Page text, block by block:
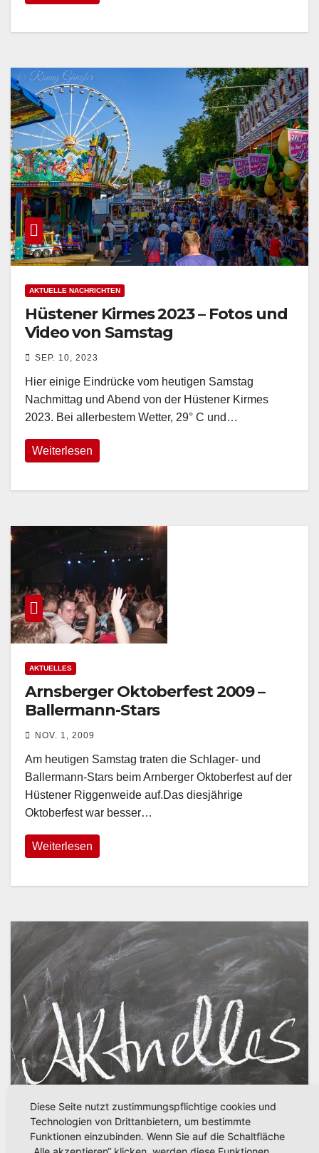
AKTUELLE NACHRICHTEN
Hüstener Kirmes 2023 – Fotos und
Video von Samstag
SEP. 10, 2023
Hier einige Eindrücke vom heutigen Samstag
Nachmittag und Abend von der Hüstener Kirmes
2023. Bei allerbestem Wetter, 29° C und…
Weiterlesen
AKTUELLES
Arnsberger Oktoberfest 2009 –
Ballermann-Stars
NOV. 1, 2009
Am heutigen Samstag traten die Schlager- und
Ballermann-Stars beim Arnberger Oktoberfest auf der
Hüstener Riggenweide auf.Das diesjährige
Oktoberfest war besser…
Weiterlesen
Diese Seite nutzt zustimmungspflichtige cookies und
Technologien von Drittanbietern, um bestimmte
Funktionen einzubinden. Wenn Sie auf die Schaltfläche